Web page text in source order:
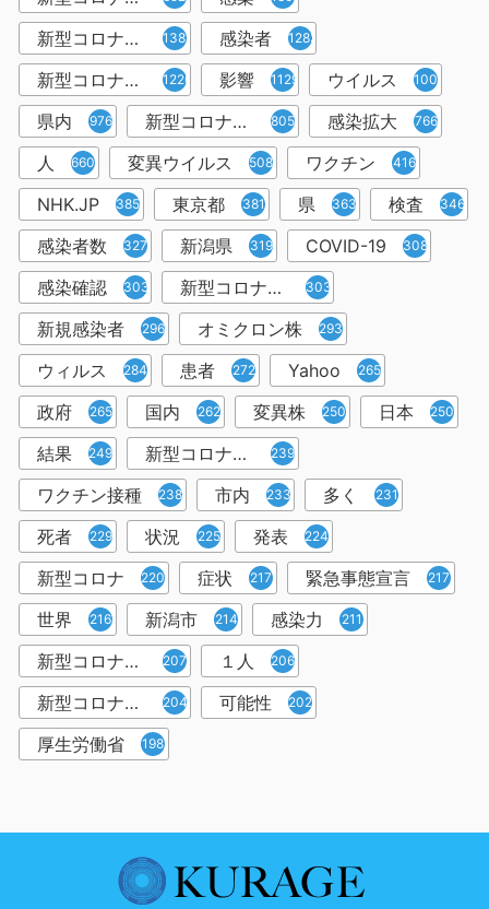
新型コロナウィルス 1382 感染者 1283
新型コロナウイルス感染症 1226 影響 1129 ウイルス 1001
県内 976 新型コロナウイルス感染 805 感染拡大 766
人 660 変異ウイルス 508 ワクチン 416
NHK.JP 385 東京都 381 県 363 検査 346
感染者数 327 新潟県 319 COVID-19 308
感染確認 303 新型コロナウィルス感染症 303
新規感染者 296 オミクロン株 293
ウィルス 284 患者 272 Yahoo 265
政府 265 国内 262 変異株 250 日本 250
結果 249 新型コロナウイルスワクチン 239
ワクチン接種 238 市内 233 多く 231
死者 229 状況 225 発表 224
新型コロナ 220 症状 217 緊急事態宣言 217
世界 216 新潟市 214 感染力 211
新型コロナウイルス感染者 207 １人 206
新型コロナウイルス対策 204 可能性 202
厚生労働省 198